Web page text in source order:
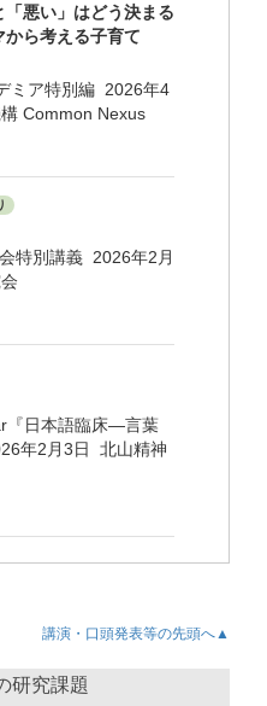
悪い」はどう決まる
ら考える子育て
ミア特別編 2026年4
Common Nexus
特別講義 2026年2月
『日本語臨床―言葉
年2月3日 北山精神
講演・口頭発表等の先頭へ▲
研究課題